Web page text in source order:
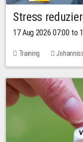
Stress
17 Aug 2026 07:00 to
Training
1 place
10.00 EUR